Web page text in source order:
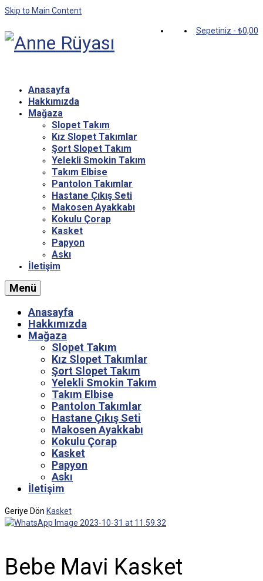
Skip to Main Content
Sepetiniz - ₺0,00
Anasayfa
Hakkımızda
Mağaza
Slopet Takım
Kız Slopet Takımlar
Şort Slopet Takım
Yelekli Smokin Takım
Takım Elbise
Pantolon Takımlar
Hastane Çıkış Seti
Makosen Ayakkabı
Kokulu Çorap
Kasket
Papyon
Askı
İletişim
Menü
Anasayfa
Hakkımızda
Mağaza
Slopet Takım
Kız Slopet Takımlar
Şort Slopet Takım
Yelekli Smokin Takım
Takım Elbise
Pantolon Takımlar
Hastane Çıkış Seti
Makosen Ayakkabı
Kokulu Çorap
Kasket
Papyon
Askı
İletişim
Geriye Dön Kasket
Bebe Mavi Kasket